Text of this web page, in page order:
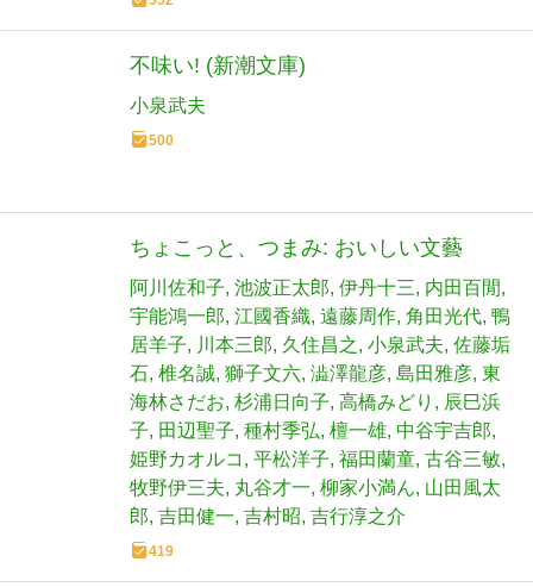
不味い! (新潮文庫)
小泉武夫
500
ちょこっと、つまみ: おいしい文藝
阿川佐和子 池波正太郎 伊丹十三 内田百閒
宇能鴻一郎 江國香織 遠藤周作 角田光代 鴨
居羊子
川本三郎 久住昌之 小泉武夫 佐藤垢
石 椎名誠 獅子文六 澁澤龍彦 島田雅彦 東
海林さだお 杉浦日向子 高橋みどり
辰巳浜
子
田辺聖子 種村季弘 檀一雄 中谷宇吉郎
姫野カオルコ
平松洋子 福田蘭童 古谷三敏
牧野伊三夫 丸谷才一 柳家小満ん 山田風太
郎 吉田健一 吉村昭 吉行淳之介
419